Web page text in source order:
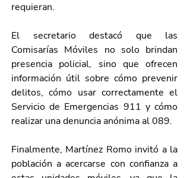
requieran.
El secretario destacó que las
Comisarías Móviles no solo brindan
presencia policial, sino que ofrecen
información útil sobre cómo prevenir
delitos, cómo usar correctamente el
Servicio de Emergencias 911 y cómo
realizar una denuncia anónima al 089.
Finalmente, Martínez Romo invitó a la
población a acercarse con confianza a